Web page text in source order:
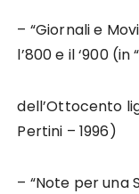
– “Giornali e
l’800 e il ‘900
dell’Ottocento
Pertini – 1996)
– “Note per una